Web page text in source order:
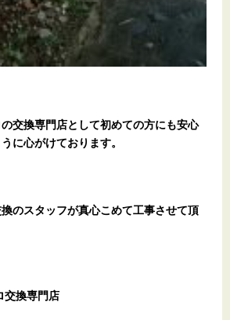
交換専門店として初めての方にも安心
に心がけております。
のスタッフが真心こめて工事させて頂
交換専門店